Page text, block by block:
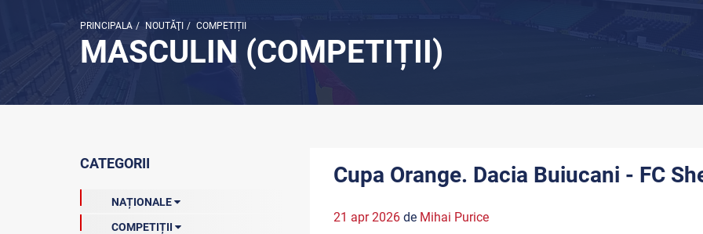
PRINCIPALA / NOUTĂŢI / COMPETIȚII
MASCULIN (COMPETIȚII)
CATEGORII
NAȚIONALE
COMPETIȚII
Cupa Orange. Dacia Buiucani - FC
21 apr 2026de Mihai Purice